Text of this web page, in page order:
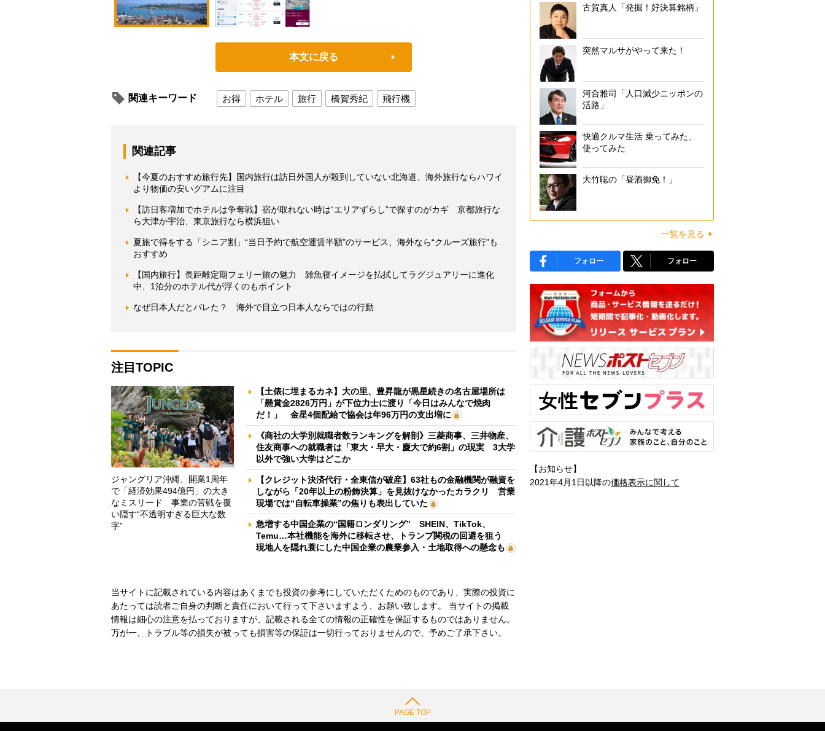
本文に戻る
関連キーワード お得 ホテル 旅行 橋賀秀紀 飛行機
関連記事
【今夏のおすすめ旅行先】国内旅行は訪日外国人が殺到していない北海道、海外旅行ならハワイ
より物価の安いグアムに注目
【訪日客増加でホテルは争奪戦】宿が取れない時は“エリアずらし”で探すのがカギ 京都旅行な
ら大津か宇治、東京旅行なら横浜狙い
夏旅で得をする「シニア割」“当日予約で航空運賃半額”のサービス、海外なら“クルーズ旅行”も
おすすめ
【国内旅行】長距離定期フェリー旅の魅力 雑魚寝イメージを払拭してラグジュアリーに進化
中、1泊分のホテル代が浮くのもポイント
なぜ日本人だとバレた？ 海外で目立つ日本人ならではの行動
注目TOPIC
ジャングリア沖縄、開業1周年
で「経済効果494億円」の大き
なミスリード 事業の苦戦を覆
い隠す“不透明すぎる巨大な数
字”
【土俵に埋まるカネ】大の里、豊昇龍が黒星続きの名古屋場所は
「懸賞金2826万円」が下位力士に渡り「今日はみんなで焼肉
だ！」 金星4個配給で協会は年96万円の支出増に
《商社の大学別就職者数ランキングを解剖》三菱商事、三井物産、
住友商事への就職者は「東大・早大・慶大で約6割」の現実 3大学
以外で強い大学はどこか
【クレジット決済代行・全東信が破産】63社もの金融機関が融資を
しながら「20年以上の粉飾決算」を見抜けなかったカラクリ 営業
現場では“自転車操業”の焦りも表出していた
急増する中国企業の“国籍ロンダリング” SHEIN、TikTok、
Temu…本社機能を海外に移転させ、トランプ関税の回避を狙う
現地人を隠れ蓑にした中国企業の農業参入・土地取得への懸念も
当サイトに記載されている内容はあくまでも投資の参考にしていただくためのものであり、実際の投資に
あたっては読者ご自身の判断と責任において行って下さいますよう、お願い致します。 当サイトの掲載
情報は細心の注意を払っておりますが、記載される全ての情報の正確性を保証するものではありません。
万が一、トラブル等の損失が被っても損害等の保証は一切行っておりませんので、予めご了承下さい。
古賀真人「発掘！好決算銘柄」
突然マルサがやって来た！
河合雅司「人口減少ニッポンの
活路」
快適クルマ生活 乗ってみた、
使ってみた
大竹聡の「昼酒御免！」
一覧を見る
フォロー フォロー
【お知らせ】
2021年4月1日以降の価格表示に関して
PAGE TOP